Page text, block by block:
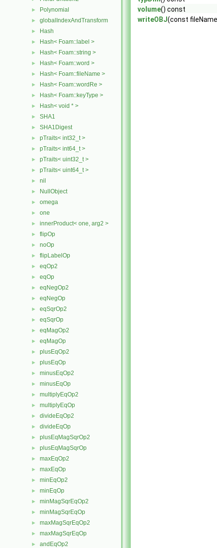
► Polynomial
► globalIndexAndTransform
► Hash
► Hash< Foam::label >
► Hash< Foam::string >
► Hash< Foam::word >
► Hash< Foam::fileName >
► Hash< Foam::wordRe >
► Hash< Foam::keyType >
► Hash< void * >
► SHA1
► SHA1Digest
► pTraits< int32_t >
► pTraits< int64_t >
► pTraits< uint32_t >
► pTraits< uint64_t >
► nil
► NullObject
► omega
► one
► innerProduct< one, arg2 >
► flipOp
► noOp
► flipLabelOp
► eqOp2
► eqOp
► eqNegOp2
► eqNegOp
► eqSqrOp2
► eqSqrOp
► eqMagOp2
► eqMagOp
► plusEqOp2
► plusEqOp
► minusEqOp2
► minusEqOp
► multiplyEqOp2
► multiplyEqOp
► divideEqOp2
► divideEqOp
► plusEqMagSqrOp2
► plusEqMagSqrOp
► maxEqOp2
► maxEqOp
► minEqOp2
► minEqOp
► minMagSqrEqOp2
► minMagSqrEqOp
► maxMagSqrEqOp2
► maxMagSqrEqOp
► andEqOp2
volume() const
writeOBJ(const